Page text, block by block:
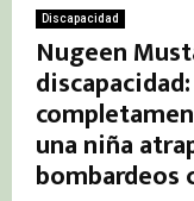
Discapacidad
Nugeen
una niña
bombardeos